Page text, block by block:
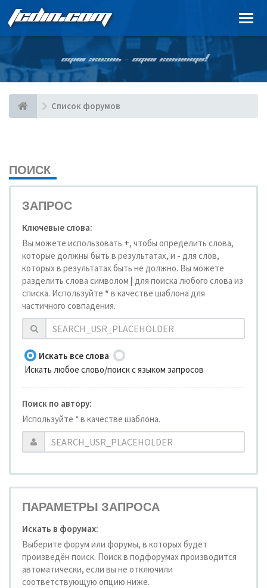
FCDIN.COM
ОДНА ЖИЗНЬ – ОДНА КОМАНДА!
Список форумов
ПОИСК
ЗАПРОС
Ключевые слова:
Вы можете использовать +, чтобы определить слова,
которые должны быть в результатах, и - для слов,
которых в результатах быть не должно. Вы можете
разделить слова символом | для поиска любого слова из
списка. Используйте * в качестве шаблона для
частичного совпадения.
Искать все слова
Искать любое слово/поиск с языком запросов
Поиск по автору:
Используйте * в качестве шаблона.
ПАРАМЕТРЫ ЗАПРОСА
Искать в форумах:
Выберите форум или форумы, в которых будет
произведён поиск. Поиск в подфорумах производится
автоматически, если вы не отключили
соответствующую опцию ниже.